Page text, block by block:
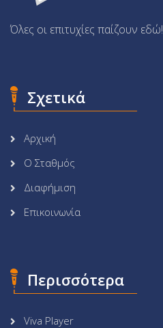
Όλες οι επιτυχίες παίζουν εδώ!
Σχετικά
Αρχική
Ο Σταθμός
Διαφήμιση
Επικοινωνία
Περισσότερα
Viva Player